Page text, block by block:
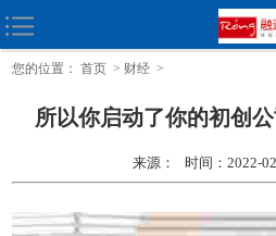
无麸质冷冻食品品牌的联合创始
您的位置： 首页 > 财经 >
所以你启动了你的初创
来源： 时间：2022-